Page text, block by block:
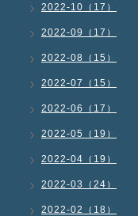
2022-10（17）
2022-09（17）
2022-08（15）
2022-07（15）
2022-06（17）
2022-05（19）
2022-04（19）
2022-03（24）
2022-02（18）